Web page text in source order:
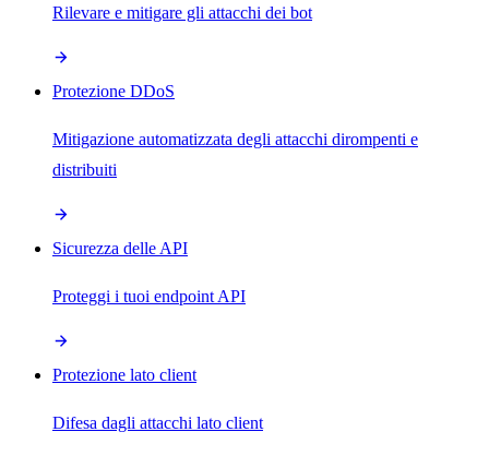
Rilevare e mitigare gli attacchi dei bot
Protezione DDoS
Mitigazione automatizzata degli attacchi dirompenti e
distribuiti
Sicurezza delle API
Proteggi i tuoi endpoint API
Protezione lato client
Difesa dagli attacchi lato client